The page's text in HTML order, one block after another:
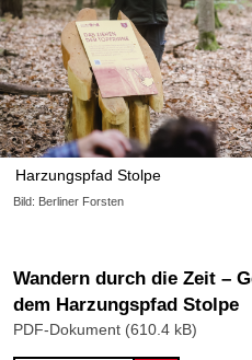
Harzungspfad Stolpe
Bild: Berliner Forsten
Wandern durch die Zeit –
dem Harzungspfad Stolpe
PDF-Dokument (610.4 kB)